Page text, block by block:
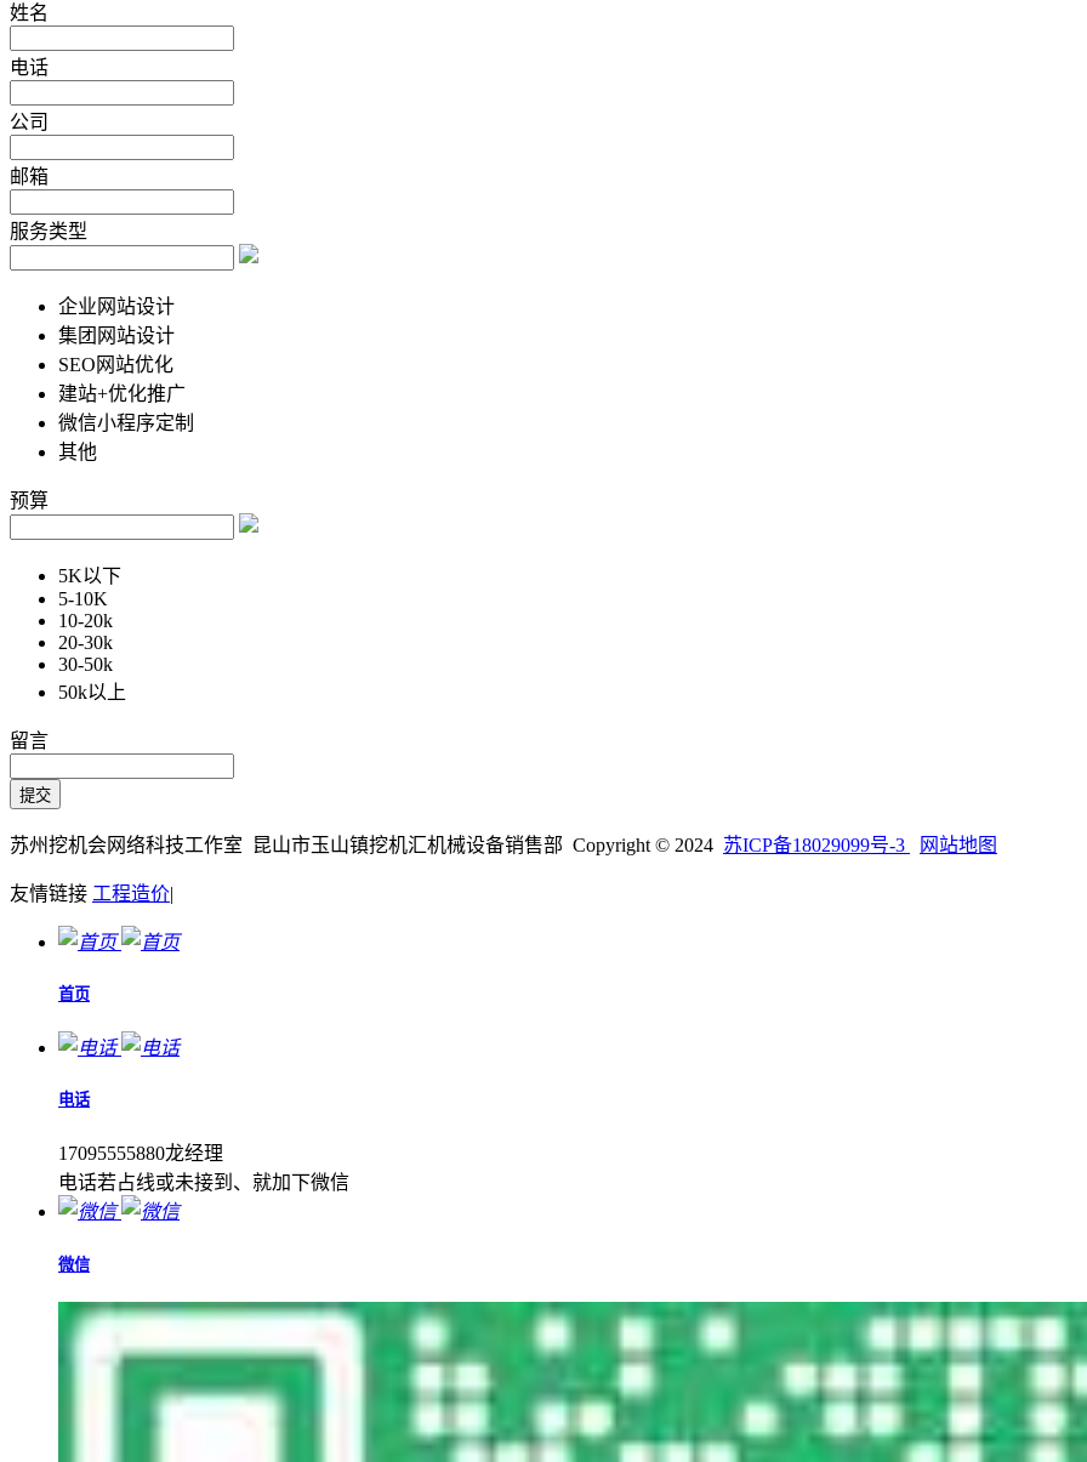
姓名
电话
公司
邮箱
服务类型
企业网站设计
集团网站设计
SEO网站优化
建站+优化推广
微信小程序定制
其他
预算
5K以下
5-10K
10-20k
20-30k
30-50k
50k以上
留言
苏州挖机会网络科技工作室 昆山市玉山镇挖机汇机械设备销售部 Copyright © 2024 苏ICP备18029099号-3 网站地图
友情链接 工程造价|
首页
电话
17095555880龙经理
电话若占线或未接到、就加下微信
微信